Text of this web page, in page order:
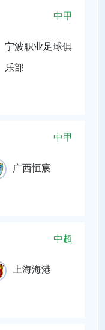
中甲
宁波职业足球俱
乐部
中甲
广西恒宸
中超
上海海港